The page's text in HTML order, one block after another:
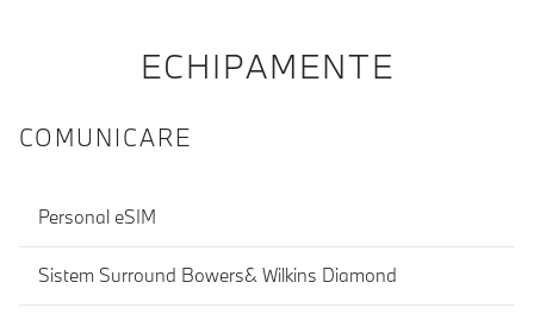
ECHIPAMENTE
COMUNICARE
Personal eSIM
Sistem Surround Bowers& Wilkins Diamond